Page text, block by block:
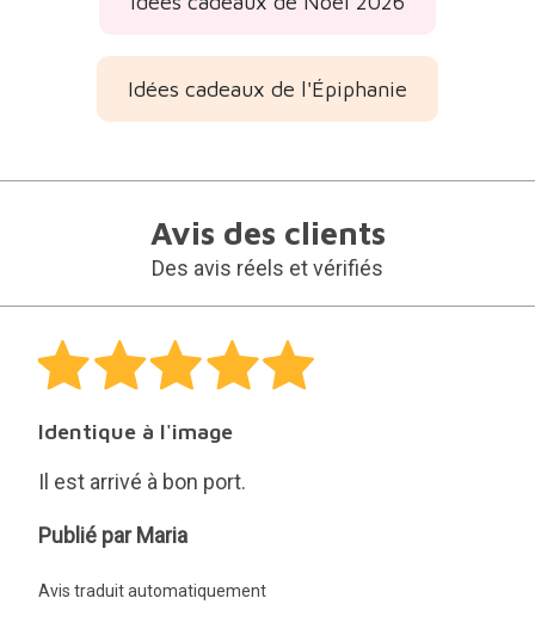
Idées cadeaux de l'Épiphanie
Avis des clients
Des avis réels et vérifiés
Identique à l'image
Il est arrivé à bon port.
Maria
Publié par Maria
Avis traduit automatiquement